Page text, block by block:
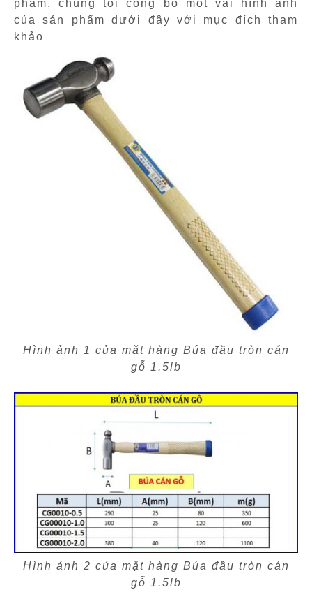
phẩm, chúng tôi công bố một vài hình ảnh
của sản phẩm dưới đây với mục đích tham
khảo
Hình ảnh 1 của mặt hàng Búa đầu tròn cán
gỗ 1.5lb
Hình ảnh 2 của mặt hàng Búa đầu tròn cán
gỗ 1.5lb